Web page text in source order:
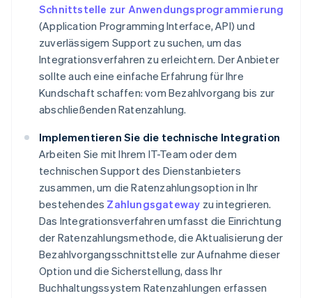
Schnittstelle zur Anwendungsprogrammierung
(Application Programming Interface, API) und
zuverlässigem Support zu suchen, um das
Integrationsverfahren zu erleichtern. Der Anbieter
sollte auch eine einfache Erfahrung für Ihre
Kundschaft schaffen: vom Bezahlvorgang bis zur
abschließenden Ratenzahlung.
Implementieren Sie die technische Integration
Arbeiten Sie mit Ihrem IT-Team oder dem
technischen Support des Dienstanbieters
zusammen, um die Ratenzahlungsoption in Ihr
bestehendes Zahlungsgateway zu integrieren.
Das Integrationsverfahren umfasst die Einrichtung
der Ratenzahlungsmethode, die Aktualisierung der
Bezahlvorgangsschnittstelle zur Aufnahme dieser
Option und die Sicherstellung, dass Ihr
Buchhaltungssystem Ratenzahlungen erfassen